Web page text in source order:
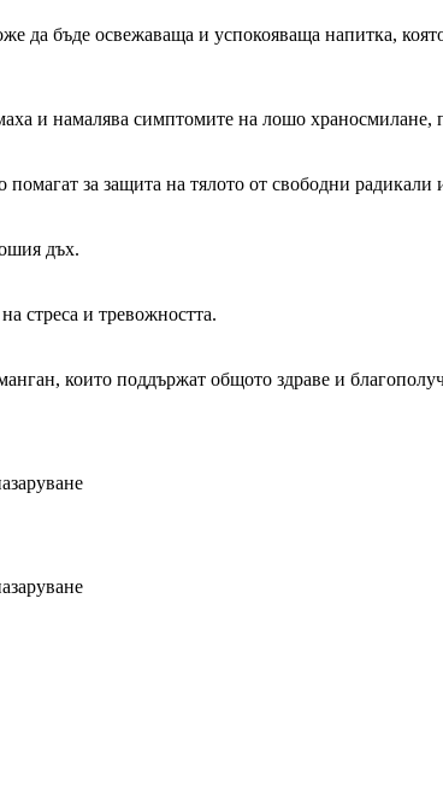
да бъде освежаваща и успокояваща напитка,
и намалява симптомите на лошо храносмилане,
помагат за защита на тялото от свободни радикали
дъх.
стреса и тревожността.
които поддържат общото здраве и